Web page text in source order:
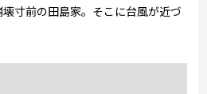
寸前の田島家。そこに台風が近づ